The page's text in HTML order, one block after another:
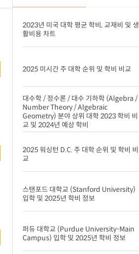
2023년 미국 대학 평균 학비, 교재비 및 생
활비용 차트
2025 미시간 주 대학 순위 및 학비 비교
대수학 / 정수론 / 대수 기하학 (Algebra /
Number Theory / Algebraic
Geometry) 분야 상위 대학 2023 학비 비
교 및 2024년 예상 학비
2025 워싱턴 D.C. 주 대학 순위 및 학비 비
교
스탠포드 대학교 (Stanford University)
입학 및 2025년 학비 정보
퍼듀 대학교 (Purdue University-Main
Campus) 입학 및 2025년 학비 정보